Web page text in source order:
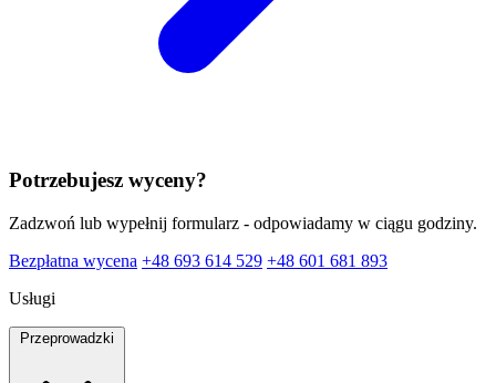
Potrzebujesz wyceny?
Zadzwoń lub wypełnij formularz - odpowiadamy w ciągu godziny.
Bezpłatna wycena +48 693 614 529 +48 601 681 893
Usługi
Przeprowadzki